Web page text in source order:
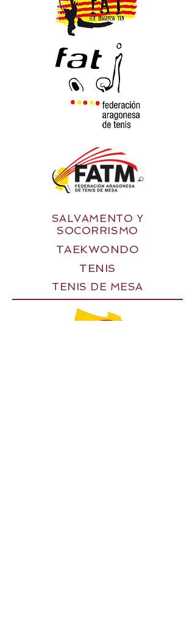
SALVAMENTO Y
SOCORRISMO
TAEKWONDO
TENIS
TENIS DE MESA